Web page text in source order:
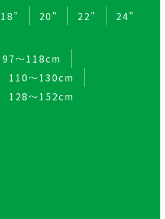
18" 20" 22"
24"
97～118cm
110～130cm
128～152cm